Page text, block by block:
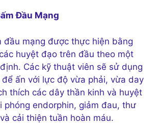
Đầu Mạng
đầu mạng được thực hiện bằng
huyệt đạo trên đầu theo một
Các kỹ thuật viên sẽ sử dụng
ấn với lực độ vừa phải, vừa day
thích các dây thần kinh và huyệt
phóng endorphin, giảm đau, thư
cải thiện tuần hoàn máu.